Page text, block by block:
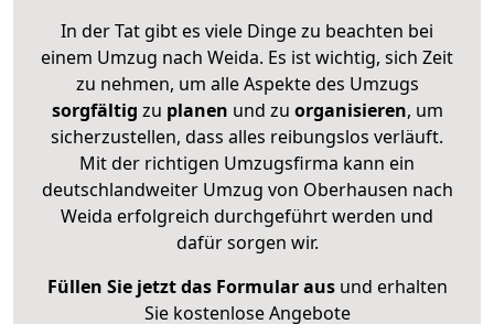
In der Tat gibt es viele Dinge zu beachten bei
einem Umzug nach Weida. Es ist wichtig, sich Zeit
zu nehmen, um alle Aspekte des Umzugs
sorgfältig zu planen und zu organisieren, um
sicherzustellen, dass alles reibungslos verläuft.
Mit der richtigen Umzugsfirma kann ein
deutschlandweiter Umzug von Oberhausen nach
Weida erfolgreich durchgeführt werden und
dafür sorgen wir.
Füllen Sie jetzt das Formular ausund erhalten
Sie kostenlose Angebote